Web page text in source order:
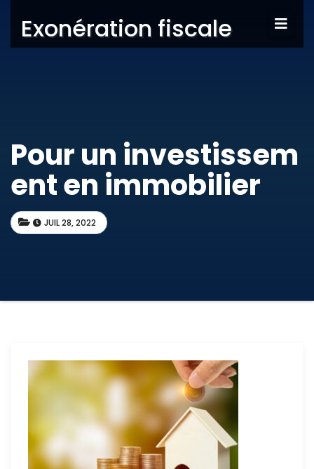
Exonération fiscale
Pour un investissem
ent en immobilier
JUIL 28, 2022